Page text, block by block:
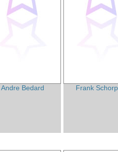
Andre Bedard Frank